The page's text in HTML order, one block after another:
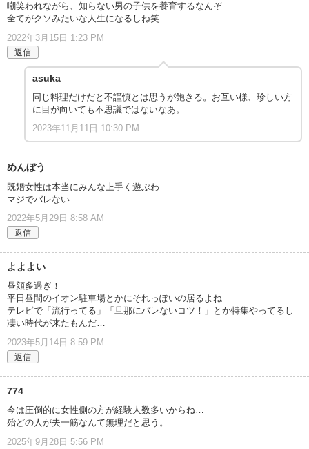
嘲笑われながら、知らない男の子供を養育するなんぞ
全てがクソみたいな人生になるしね笑
2022年3月15日 1:23 PM
返信
asuka
同じ料理だけだと不謹慎とは思うが飽きる。お互い様、珍しい方
に目が向いても不思議ではないなあ。
2023年11月11日 10:30 PM
めんぼう
既婚女性は本当にみんな上手く遊ぶわ
マジでバレない
2022年5月29日 8:58 AM
返信
よよよい
昼顔多過ぎ！
平日昼間のイオン駐車場とかにそれっぽいの居るよね
テレビで「流行ってる」「旦那にバレないコツ！」とか特集やってるし
凄い時代が来たもんだ…
2023年5月14日 8:59 PM
返信
774
今は圧倒的に女性側の方が経験人数多いからね…
殆どの人が夫一筋なんて無理だと思う。
2025年9月28日 5:56 PM